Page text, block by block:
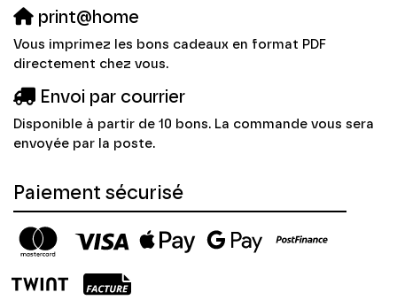
print@home
Vous imprimez les bons cadeaux en format PDF
directement chez vous.
Envoi par courrier
Disponible à partir de 10 bons. La commande vous sera
envoyée par la poste.
Paiement sécurisé